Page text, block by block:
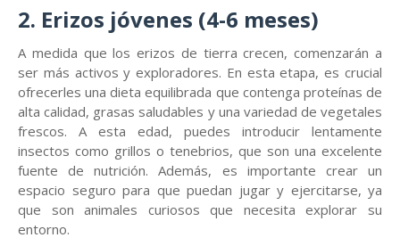
2. Erizos jóvenes (4-6 meses)
A medida que los erizos de tierra crecen, comenzarán a
ser más activos y exploradores. En esta etapa, es crucial
ofrecerles una dieta equilibrada que contenga proteínas de
alta calidad, grasas saludables y una variedad de vegetales
frescos. A esta edad, puedes introducir lentamente
insectos como grillos o tenebrios, que son una excelente
fuente de nutrición. Además, es importante crear un
espacio seguro para que puedan jugar y ejercitarse, ya
que son animales curiosos que necesita explorar su
entorno.